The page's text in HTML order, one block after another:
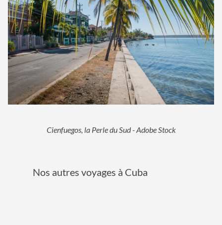
Cienfuegos, la Perle du Sud - Adobe Stock
Nos autres voyages à Cuba